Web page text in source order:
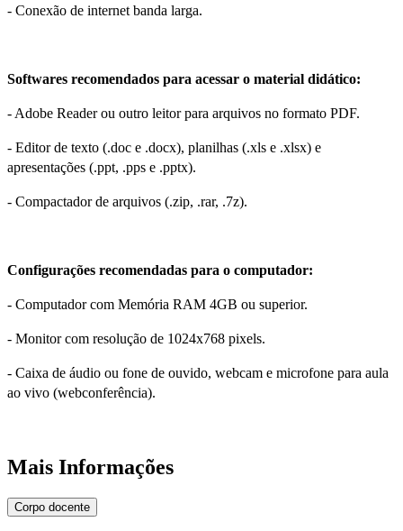
- Conexão de internet banda larga.
Softwares recomendados para acessar o material didático:
- Adobe Reader ou outro leitor para arquivos no formato PDF.
- Editor de texto (.doc e .docx), planilhas (.xls e .xlsx) e
apresentações (.ppt, .pps e .pptx).
- Compactador de arquivos (.zip, .rar, .7z).
Configurações recomendadas para o computador:
- Computador com Memória RAM 4GB ou superior.
- Monitor com resolução de 1024x768 pixels.
- Caixa de áudio ou fone de ouvido, webcam e microfone para aula
ao vivo (webconferência).
Mais Informações
Corpo docente